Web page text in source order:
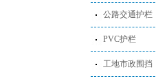
公路交通护栏
PVC护栏
工地市政围挡